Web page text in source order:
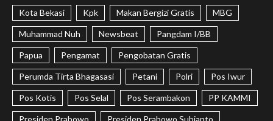
Kota Bekasi Kpk Makan Bergizi Gratis MBG
Muhammad Nuh Newsbeat Pangdam I/BB
Papua Pengamat Pengobatan Gratis
Perumda Tirta Bhagasasi Petani Polri Pos Iwur
Pos Kotis Pos Selal Pos Serambakon PP KAMMI